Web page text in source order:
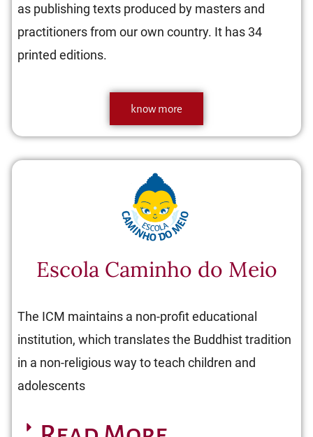
as publishing texts produced by masters and
practitioners from our own country. It has 34
printed editions.
know more
Escola Caminho do Meio
The ICM maintains a non-profit educational
institution, which translates the Buddhist tradition
in a non-religious way to teach children and
adolescents